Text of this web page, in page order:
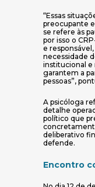
“Essas
preocupante
se refere às
por isso o
e
necessidade
institucional e
garantem a
pessoas”,
A psicóloga
detalhe
político que
deliberativo
defende.
Encontro